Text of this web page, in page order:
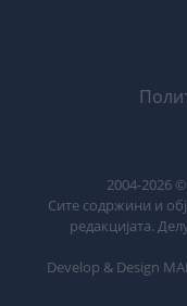
2004-2026
Сите содржини и
редакцијата.
Develop & Design